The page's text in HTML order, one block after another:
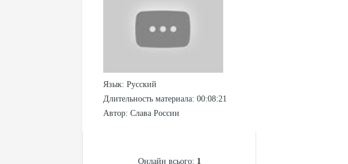
Язык: Русский
Длительность материала: 00:08:21
Автор: Слава России
Онлайн всього: 1